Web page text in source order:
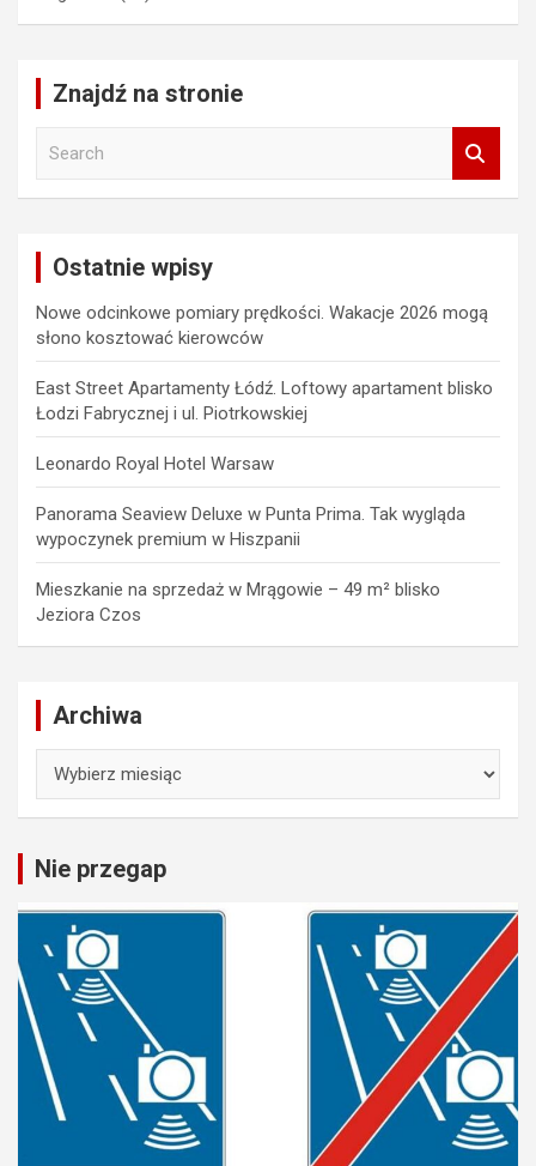
Znajdź na stronie
Ostatnie wpisy
Nowe odcinkowe pomiary prędkości. Wakacje 2026 mogą
słono kosztować kierowców
East Street Apartamenty Łódź. Loftowy apartament blisko
Łodzi Fabrycznej i ul. Piotrkowskiej
Leonardo Royal Hotel Warsaw
Panorama Seaview Deluxe w Punta Prima. Tak wygląda
wypoczynek premium w Hiszpanii
Mieszkanie na sprzedaż w Mrągowie – 49 m² blisko
Jeziora Czos
Archiwa
Nie przegap